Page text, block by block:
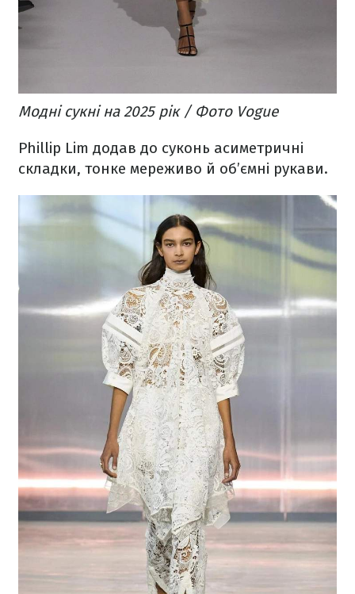
Модні сукні на 2025 рік / Фото Vogue
Phillip Lim додав до суконь асиметричні
складки, тонке мереживо й об’ємні рукави.